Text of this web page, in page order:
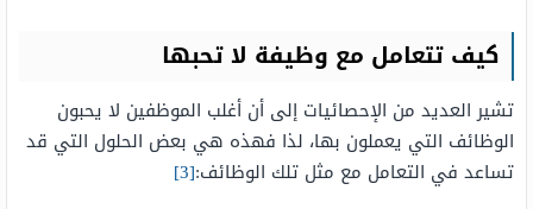
كيف تتعامل مع وظيفة لا تحبها
تشير العديد من الإحصائيات إلى أن أغلب الموظفين لا يحبون
الوظائف التي يعملون بها، لذا فهذه هي بعض الحلول التي قد
تساعد في التعامل مع مثل تلك الوظائف:[3]